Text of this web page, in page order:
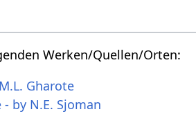
Werken/Quellen/Orten:
Gharote
by N.E. Sjoman